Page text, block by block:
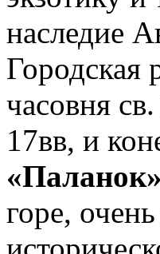
наследие
Городская
часовня
17вв, и
«Паланок»
горе,